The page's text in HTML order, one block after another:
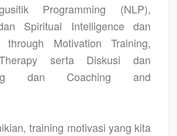
Programming (NLP),
Spiritual Intelligence dan
through Motivation Training,
serta Diskusi dan
dan Coaching and
training motivasi yang kita